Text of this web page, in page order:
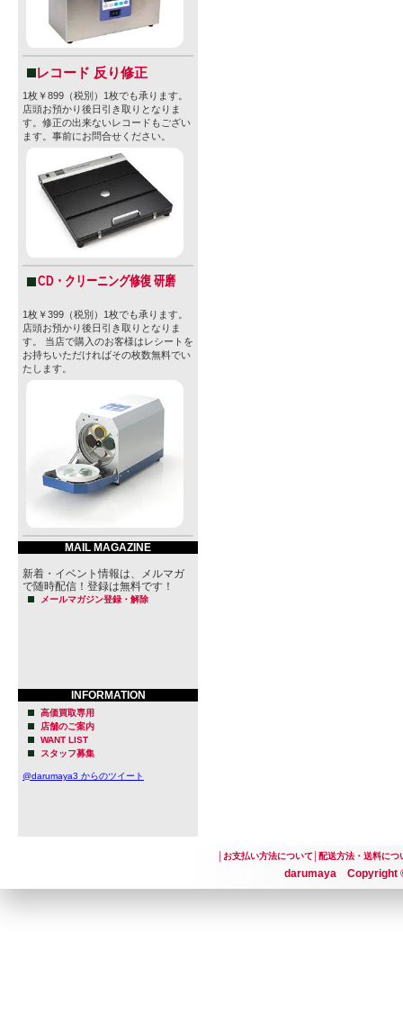
レコード 反り修正
1枚￥899（税別）1枚でも承ります。
店頭お預かり後日引き取りとなりま
す。修正の出来ないレコードもござい
ます。事前にお問合せください。
CD・クリーニング修復 研磨
1枚￥399（税別）1枚でも承ります。
店頭お預かり後日引き取りとなりま
す。 当店で購入のお客様はレシートを
お持ちいただければその枚数無料でい
たします。
MAIL MAGAZINE
新着・イベント情報は、メルマガ
で随時配信！登録は無料です！
メールマガジン登録・解除
INFORMATION
高価買取専用
店舗のご案内
WANT LIST
スタッフ募集
@darumaya3 からのツイート
お支払い方法について│ 配送方法・送料につ
darumaya Copyright